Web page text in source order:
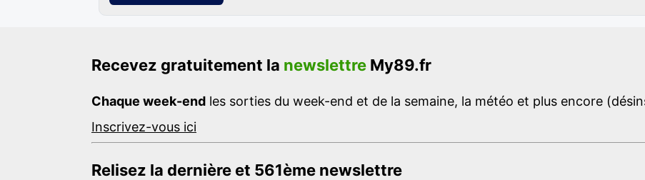
Recevez gratuitement la newslettre My89.fr
Chaque week-end les sorties du week-end et de la semaine, la météo et plus encore
Inscrivez-vous ici
Relisez la dernière et 561ème newslettre